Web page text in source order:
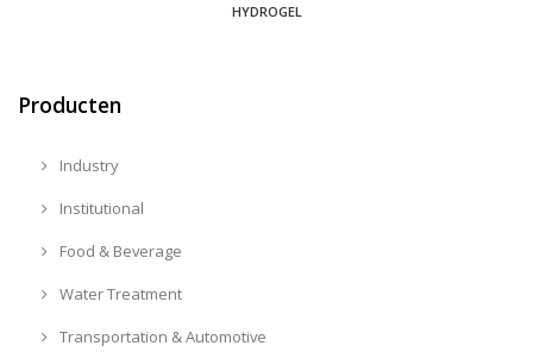
HYDROGEL
Producten
Industry
Institutional
Food & Beverage
Water Treatment
Transportation & Automotive